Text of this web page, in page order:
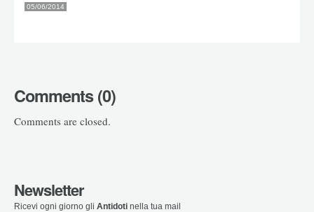
05/06/2014
Comments (0)
Comments are closed.
Newsletter
Ricevi ogni giorno gli Antidoti nella tua mail